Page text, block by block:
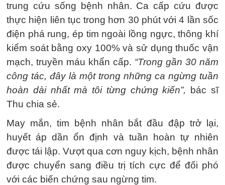
trung cứu sống bệnh nhân. Ca cấp cứu được
thực hiện liên tục trong hơn 30 phút với 4 lần sốc
điện phá rung, ép tim ngoài lồng ngực, thông khí
kiểm soát bằng oxy 100% và sử dụng thuốc vận
mạch, truyền máu khẩn cấp. “Trong gần 30 năm
công tác, đây là một trong những ca ngừng tuần
hoàn dài nhất mà tôi từng chứng kiến”,
bác sĩ
Thu chia sẻ.
May mắn, tim bệnh nhân bắt đầu đập trở lại,
huyết áp dần ổn định và tuần hoàn tự nhiên
được tái lập. Vượt qua cơn nguy kịch, bệnh nhân
được chuyển sang điều trị tích cực để đối phó
với các biến chứng sau ngừng tim.